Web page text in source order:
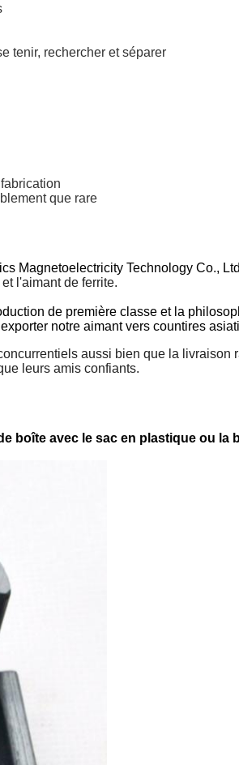
tenir, rechercher et séparer
que rare
Magnetoelectricity Technology Co.,
l'aimant de ferrite.
de première classe et la
notre aimant vers countires
aussi bien que la
leurs amis confiants.
boîte avec le sac en plastique ou